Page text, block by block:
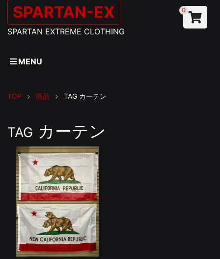
SPARTAN-EX
SPARTAN EXTREME CLOTHING
0
MENU
TOP 商品 TAG カーテン
TAG カーテン